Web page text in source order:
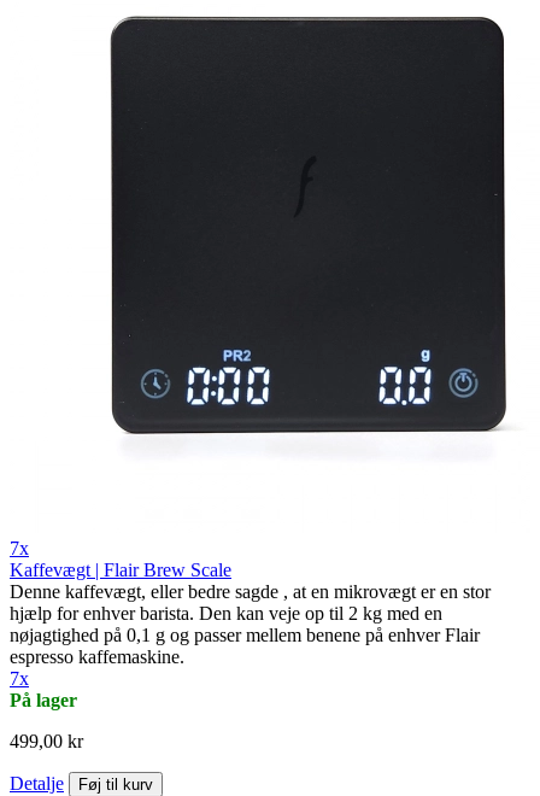
7x
Kaffevægt | Flair Brew Scale
Denne kaffevægt, eller bedre sagde , at en mikrovægt er en stor
hjælp for enhver barista. Den kan veje op til 2 kg med en
nøjagtighed på 0,1 g og passer mellem benene på enhver Flair
espresso kaffemaskine.
7x
På lager
499,00 kr
Detalje Føj til kurv